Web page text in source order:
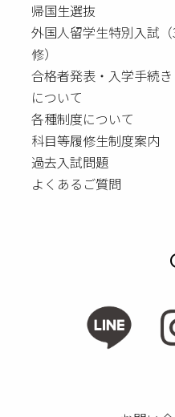
帰国生選抜
外国人留学生特別入試
修）
合格者発表・入学手続
について
各種制度について
科目等履修生制度案内
過去入試問題
よくあるご質問